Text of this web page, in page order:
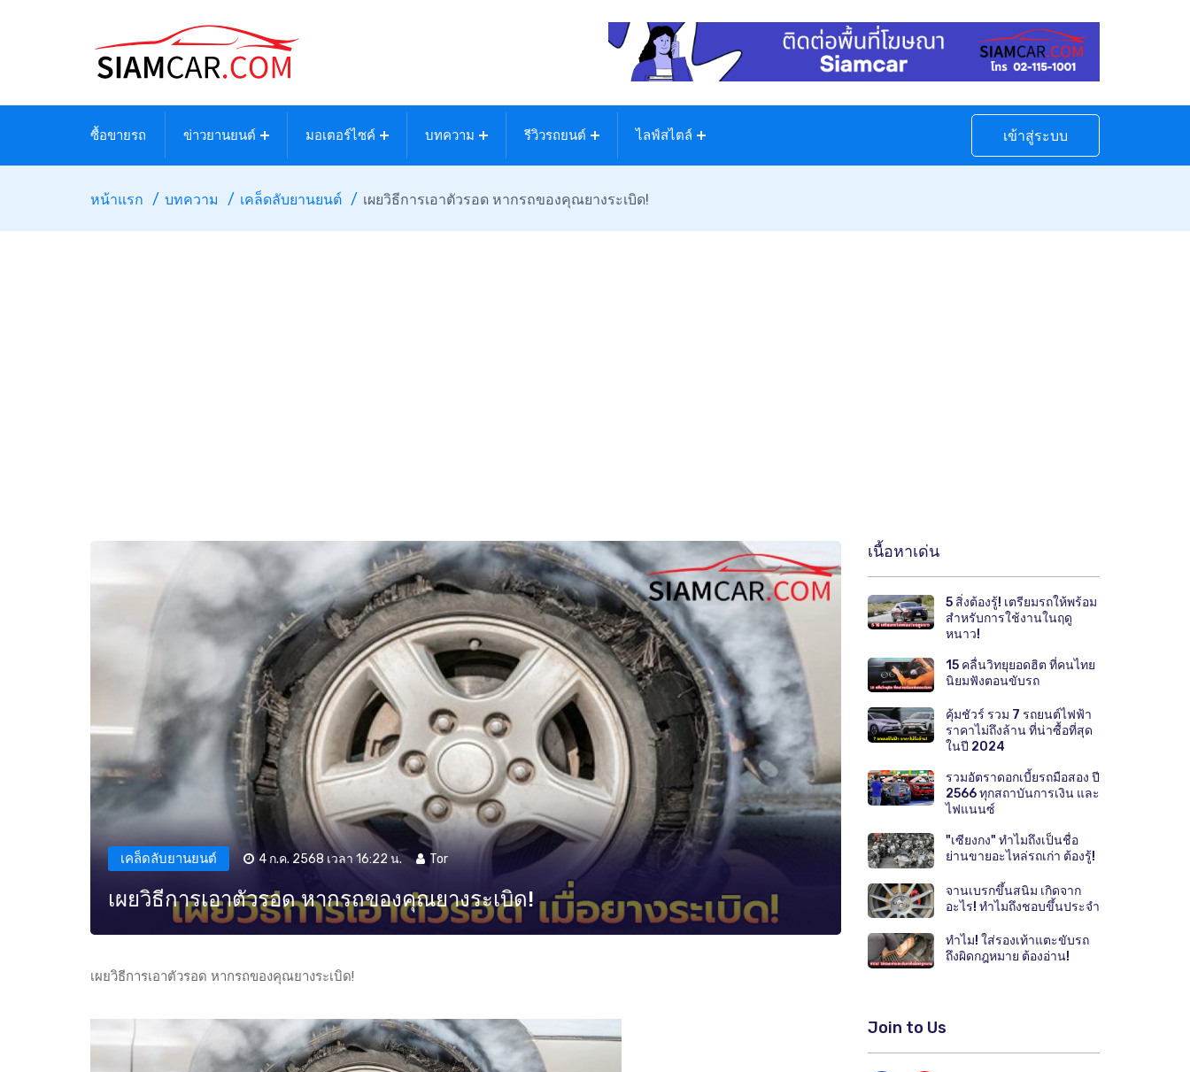
ซื้อขายรถ ข่าวยานยนต์ มอเตอร์ไซค์ บทความ รีวิวรถยนต์ ไลฟ์สไตล์ เข้าสู่ระบบ
หน้าแรก บทความ เคล็ดลับยานยนต์ เผยวิธีการเอาตัวรอด หากรถของคุณยางระเบิด!
เคล็ดลับยานยนต์ 4 ก.ค. 2568 เวลา 16:22 น. Tor
เผยวิธีการเอาตัวรอด หากรถของคุณยางระเบิด!
เผยวิธีการเอาตัวรอด หากรถของคุณยางระเบิด!
เนื้อหาเด่น
5 สิ่งต้องรู้! เตรียมรถให้พร้อม
สำหรับการใช้งานในฤดู
หนาว!
15 คลื่นวิทยุยอดฮิต ที่คนไทย
นิยมฟังตอนขับรถ
คุ้มชัวร์ รวม 7 รถยนต์ไฟฟ้า
ราคาไม่ถึงล้าน ที่น่าซื้อที่สุด
ในปี 2024
รวมอัตราดอกเบี้ยรถมือสอง ปี
2566 ทุกสถาบันการเงิน และ
ไฟแนนซ์
"เซียงกง" ทำไมถึงเป็นชื่อ
ย่านขายอะไหล่รถเก่า ต้องรู้!
จานเบรกขึ้นสนิม เกิดจาก
อะไร! ทำไมถึงชอบขึ้นประจำ
ทำไม! ใส่รองเท้าแตะขับรถ
ถึงผิดกฎหมาย ต้องอ่าน!
Join to Us